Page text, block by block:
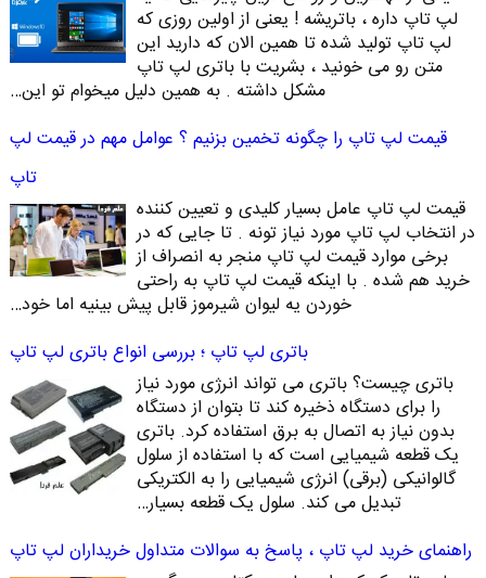
لپ تاپ داره ، باتریشه ! یعنی از اولین روزی که
لپ تاپ تولید شده تا همین الان که دارید این
متن رو می خونید ، بشریت با باتری لپ تاپ
مشکل داشته . به همین دلیل میخوام تو این…
قیمت لپ تاپ را چگونه تخمین بزنیم ؟ عوامل مهم در قیمت لپ
تاپ
قیمت لپ تاپ عامل بسیار کلیدی و تعیین کننده
در انتخاب لپ تاپ مورد نیاز تونه . تا جایی که در
برخی موارد قیمت لپ تاپ منجر به انصراف از
خرید هم شده . با اینکه قیمت لپ تاپ به راحتی
خوردن یه لیوان شیرموز قابل پیش بینیه اما خود…
باتری لپ تاپ ؛ بررسی انواع باتری لپ تاپ
باتری چیست؟ باتری می تواند انرژی مورد نیاز
را برای دستگاه ذخیره کند تا بتوان از دستگاه
بدون نیاز به اتصال به برق استفاده کرد. باتری
یک قطعه شیمیایی است که با استفاده از سلول
گالوانیکی (برقی) انرژی شیمیایی را به الکتریکی
تبدیل می کند. سلول یک قطعه بسیار…
راهنمای خرید لپ تاپ ، پاسخ به سوالات متداول خریداران لپ تاپ